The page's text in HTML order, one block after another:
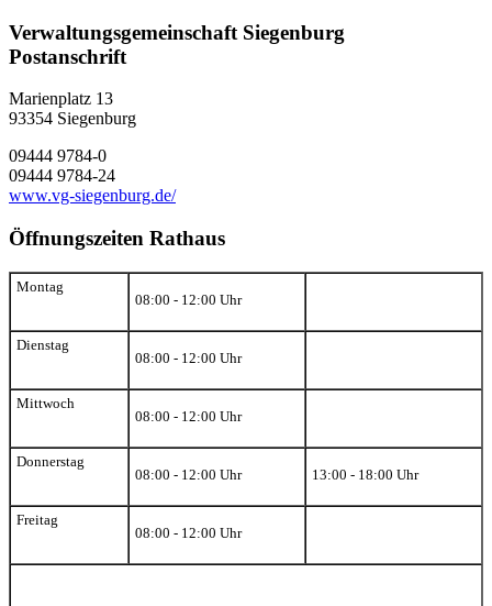
Verwaltungsgemeinschaft Siegenburg
Postanschrift
Marienplatz 13
93354 Siegenburg
09444 9784-0
09444 9784-24
www.vg-siegenburg.de/
Öffnungszeiten Rathaus
Montag
08:00 - 12:00 Uhr
Dienstag
08:00 - 12:00 Uhr
Mittwoch
08:00 - 12:00 Uhr
Donnerstag
08:00 - 12:00 Uhr
13:00 - 18:00 Uhr
Freitag
08:00 - 12:00 Uhr